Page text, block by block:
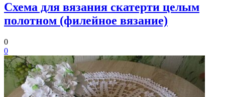
Схема для вязания скатерти целым
полотном (филейное вязание)
0
0